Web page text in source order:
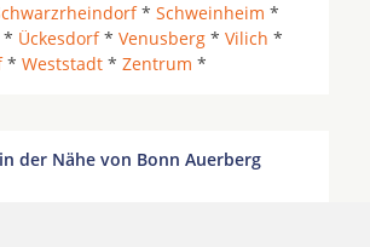
* Schweinheim *
* Ückesdorf* Venusberg * Vilich *
* Weststadt * Zentrum *
der Nähe von Bonn Auerberg